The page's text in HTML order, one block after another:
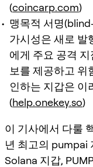
(coincarp.com)
맹목적 서명
가시성은 새로 발
에게 주요 공격
보를 제공하고 위
인하는 지갑은 이
(help.onekey.so)
이 기사에서 다룰
년 최고의 pumpai
Solana 지갑,